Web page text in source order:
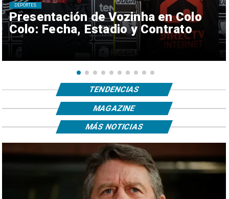
Presentación de Vozinha en Colo
Colo: Fecha, Estadio y Contrato
DEPORTES
TENDENCIAS
MAGAZINE
MÁS NOTICIAS